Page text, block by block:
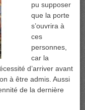
pu supposer
que la porte
s’ouvrira à
ces
personnes,
car la
d’arriver avant
à être admis. Aussi
de la dernière